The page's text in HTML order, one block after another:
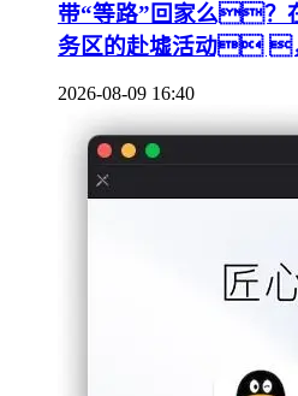
带“等路”回家么？
务区的赴墟活动
2026-08-09 16:40